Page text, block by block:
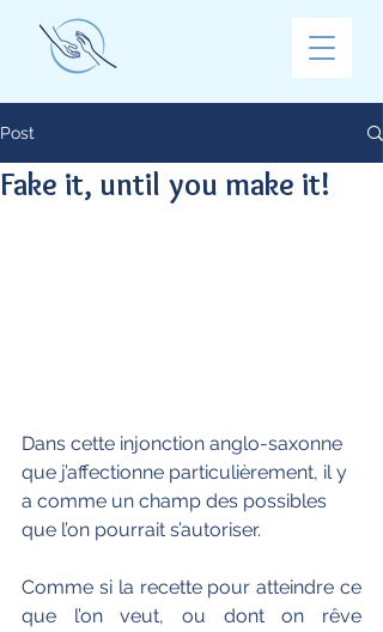
Post
Fake it, until you make it!
Dans cette injonction anglo-saxonne
que j’affectionne particulièrement, il y
a comme un champ des possibles
que l’on pourrait s’autoriser.
Comme si la recette pour atteindre ce
que l’on veut, ou dont on rêve